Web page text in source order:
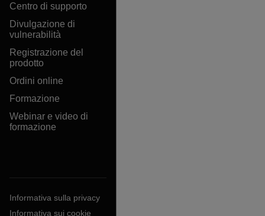
Centro di supporto
Divulgazione di
vulnerabilità
Registrazione del
prodotto
Ordini online
Formazione
Webinar e video di
formazione
Informativa sulla privacy
Informativa sui cookie